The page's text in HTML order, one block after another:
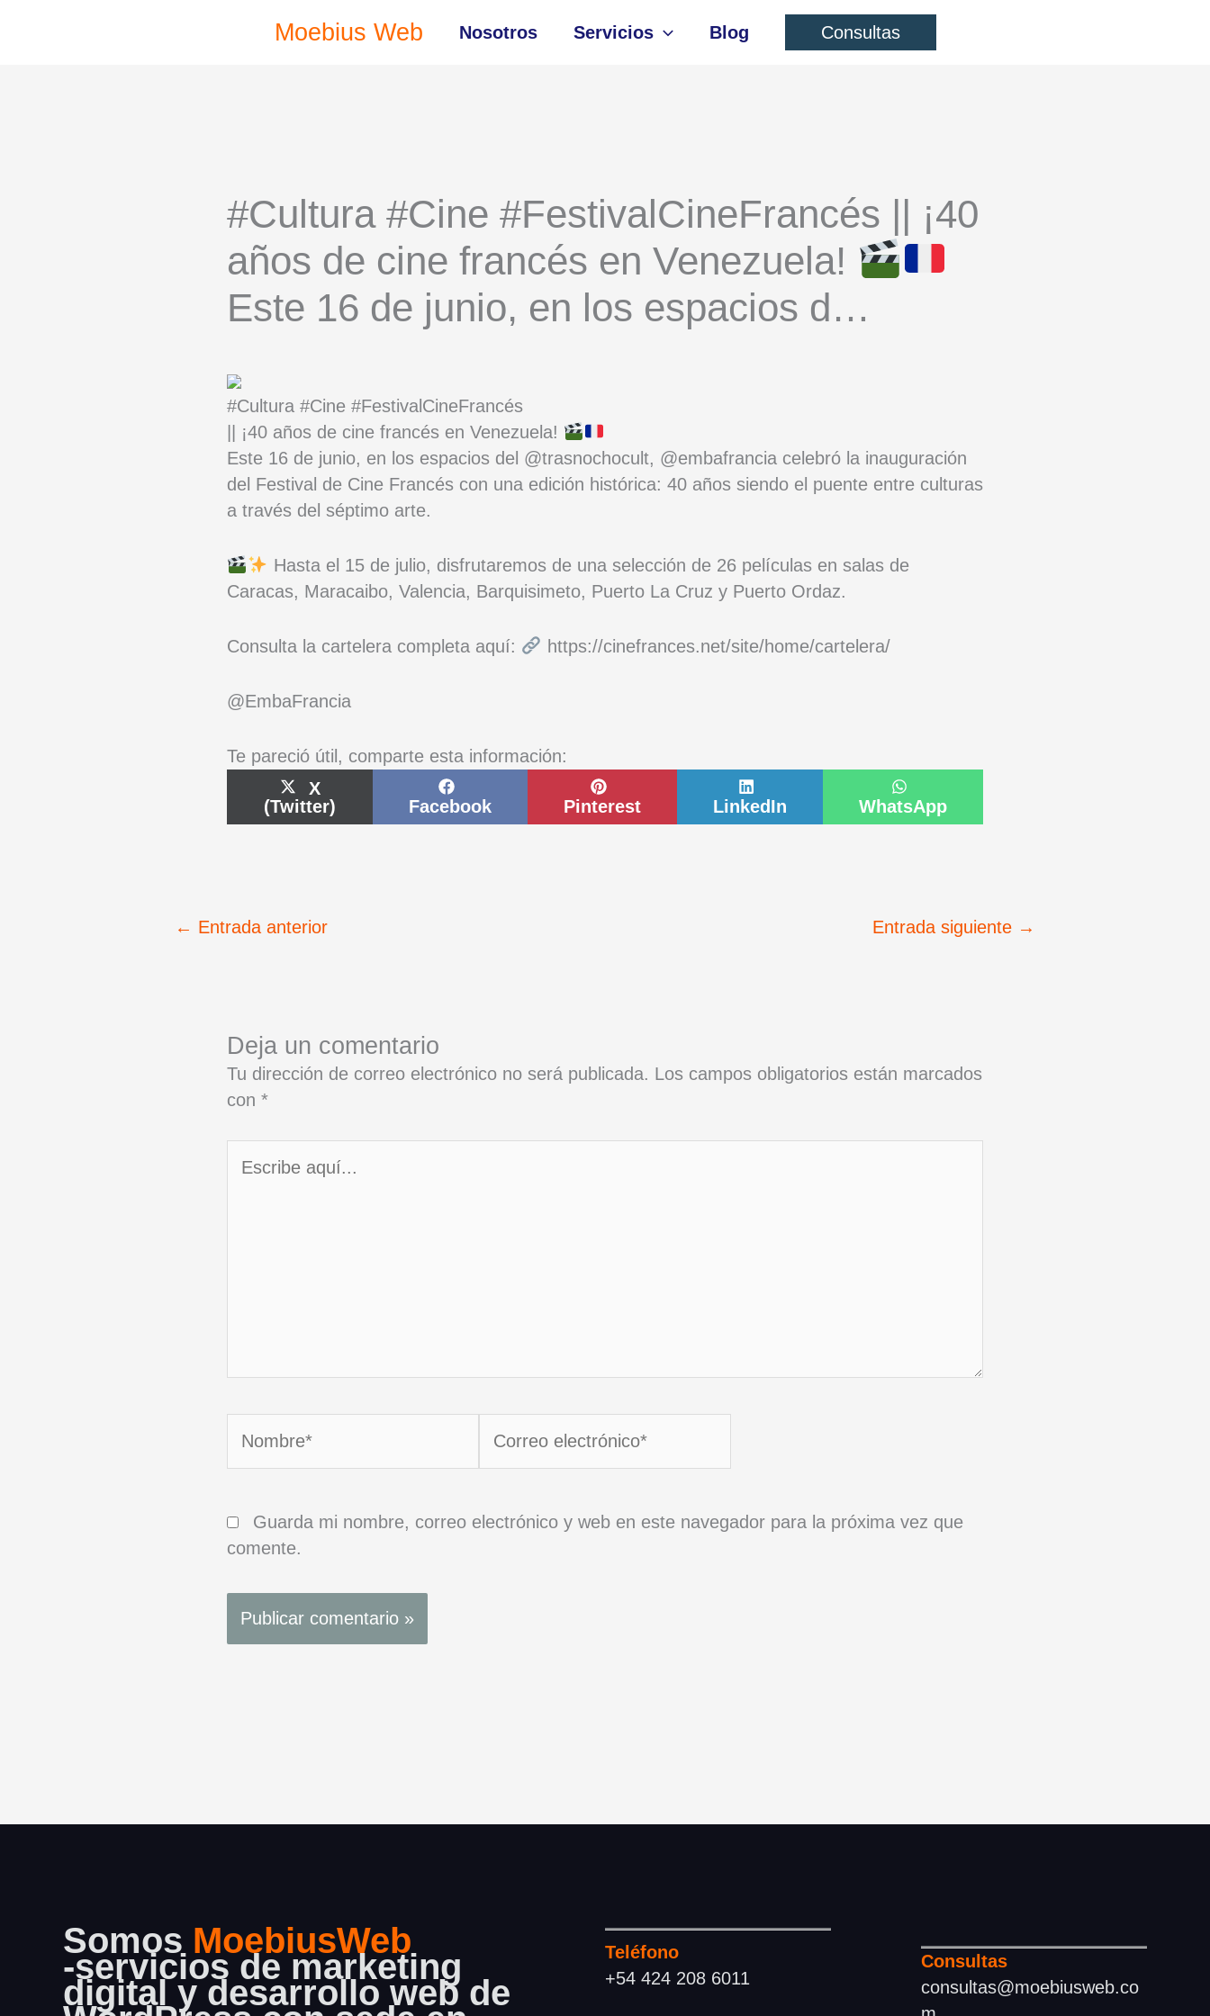
Moebius Web Nosotros Servicios Blog Consultas
#Cultura #Cine #FestivalCineFrancés || ¡40
años de cine francés en Venezuela!
Este 16 de junio, en los espacios d…
#Cultura #Cine #FestivalCineFrancés
|| ¡40 años de cine francés en Venezuela!
Este 16 de junio, en los espacios del @trasnochocult, @embafrancia celebró la inauguración
del Festival de Cine Francés con una edición histórica: 40 años siendo el puente entre culturas
a través del séptimo arte.
Hasta el 15 de julio, disfrutaremos de una selección de 26 películas en salas de
Caracas, Maracaibo, Valencia, Barquisimeto, Puerto La Cruz y Puerto Ordaz.
Consulta la cartelera completa aquí: https://cinefrances.net/site/home/cartelera/
@EmbaFrancia
Te pareció útil, comparte esta información:
Compartir
en
X
(Twitter)
en
Facebook
en
Pinterest
en
LinkedIn
en
WhatsApp
← Entrada anterior Entrada siguiente →
Deja un comentario
Tu dirección de correo electrónico no será publicada. Los campos obligatorios están marcados
con *
aquí...
electrónico*
Guarda mi nombre, correo electrónico y web en este navegador para la próxima vez que
comente.
Somos MoebiusWeb
-servicios de marketing
digital y desarrollo web de
Teléfono
+54 424 208 6011
Consultas
consultas@moebiusweb.co